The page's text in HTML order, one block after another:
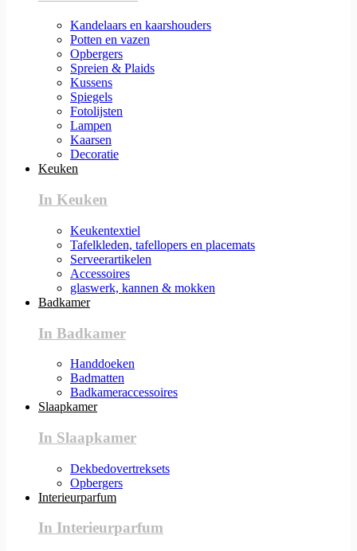
Kandelaars en kaarshouders
Potten en vazen
Opbergers
Spreien & Plaids
Kussens
Spiegels
Fotolijsten
Lampen
Kaarsen
Decoratie
Keuken
In Keuken
Keukentextiel
Tafelkleden, tafellopers en placemats
Serveerartikelen
Accessoires
glaswerk, kannen & mokken
Badkamer
In Badkamer
Handdoeken
Badmatten
Badkameraccessoires
Slaapkamer
In Slaapkamer
Dekbedovertreksets
Opbergers
Interieurparfum
In Interieurparfum